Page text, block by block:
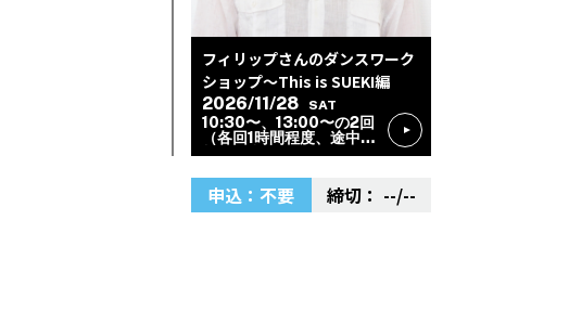
フィリップさんのダンスワーク
ショップ〜This is SUEKI編
2026/11/28 SAT
10:30〜、13:00〜の2回
（各回1時間程度、途中参
加・退出可）
申込：不要 --/--